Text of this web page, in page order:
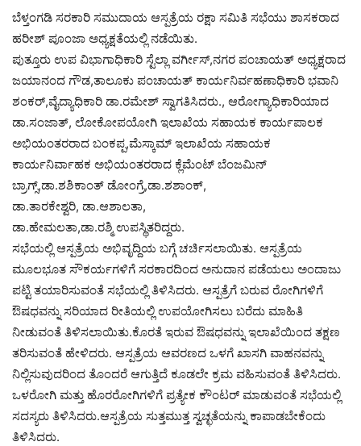
ಬೆಳ್ತಂಗಡಿ ಸರಕಾರಿ ಸಮುದಾಯ ಆಸ್ಪತ್ರೆಯ ರಕ್ಷಾ ಸಮಿತಿ ಸಭೆಯು ಶಾಸಕರಾದ
ಹರೀಶ್ ಪೂಂಜಾ ಅಧ್ಯಕ್ಷತೆಯಲ್ಲಿ ನಡೆಯಿತು.
ಪುತ್ತೂರು ಉಪ ವಿಭಾಗಾಧಿಕಾರಿ ಸ್ಟೆಲ್ಲಾ ವರ್ಗೀಸ್,ನಗರ ಪಂಚಾಯತ್ ಅಧ್ಯಕ್ಷರಾದ
ಜಯಾನಂದ ಗೌಡ,ತಾಲೂಕು ಪಂಚಾಯತ್ ಕಾರ್ಯನಿರ್ವಹಣಾಧಿಕಾರಿ ಭವಾನಿ
ಶಂಕರ್,ವೈದ್ಯಾಧಿಕಾರಿ ಡಾ.ರಮೇಶ್ ಸ್ವಾಗತಿಸಿದರು., ಆರೋಗ್ಯಾಧಿಕಾರಿಯಾದ
ಡಾ.ಸಂಜಾತ್, ಲೋಕೋಪಯೋಗಿ ಇಲಾಖೆಯ ಸಹಾಯಕ ಕಾರ್ಯಪಾಲಕ
ಅಭಿಯಂತರರಾದ ಬಂಕಪ್ಪ,ಮೆಸ್ಕಾಮ್ ಇಲಾಖೆಯ ಸಹಾಯಕ
ಕಾರ್ಯನಿರ್ವಾಹಕ ಅಭಿಯಂತರರಾದ ಕ್ಲೆಮೆಂಟ್ ಬೆಂಜಮಿನ್
ಬ್ರಾಗ್ಸ್,ಡಾ.ಶಶಿಕಾಂತ್ ಡೋಂಗ್ರೆ,ಡಾ.ಶಶಾಂಕ್,
ಡಾ.ತಾರಕೇಶ್ವರಿ, ಡಾ.ಆಶಾಲತಾ,
ಡಾ.ಹೇಮಲತಾ,ಡಾ.ರಶ್ಮಿ ಉಪಸ್ಥಿತರಿದ್ದರು.
ಸಭೆಯಲ್ಲಿ ಆಸ್ಪತ್ರೆಯ ಅಭಿವೃದ್ದಿಯ ಬಗ್ಗೆ ಚರ್ಚಿಸಲಾಯಿತು. ಆಸ್ಪತ್ರೆಯ
ಮೂಲಭೂತ ಸೌಕರ್ಯಗಳಿಗೆ ಸರಕಾರದಿಂದ ಅನುದಾನ ಪಡೆಯಲು ಅಂದಾಜು
ಪಟ್ಟಿ ತಯಾರಿಸುವಂತೆ ಸಭೆಯಲ್ಲಿ ತಿಳಿಸಿದರು. ಆಸ್ಪತ್ರೆಗೆ ಬರುವ ರೋಗಿಗಳಿಗೆ
ಔಷಧವನ್ನು ಸರಿಯಾದ ರೀತಿಯಲ್ಲಿ ಉಪಯೋಗಿಸಲು ಬರೆದು ಮಾಹಿತಿ
ನೀಡುವಂತೆ ತಿಳಿಸಲಾಯಿತು.ಕೊರತೆ ಇರುವ ಔಷಧವನ್ನು ಇಲಾಖೆಯಿಂದ ತಕ್ಷಣ
ತರಿಸುವಂತೆ ಹೇಳಿದರು. ಆಸ್ಪತ್ರೆಯ ಆವರಣದ ಒಳಗೆ ಖಾಸಗಿ ವಾಹನವನ್ನು
ನಿಲ್ಲಿಸುವುದರಿಂದ ತೊಂದರೆ ಆಗುತ್ತಿದೆ ಕೂಡಲೇ ಕ್ರಮ ವಹಿಸುವಂತೆ ತಿಳಿಸಿದರು.
ಒಳರೋಗಿ ಮತ್ತು ಹೊರರೋಗಿಗಳಿಗೆ ಪ್ರತ್ಯೇಕ ಕೌಂಟರ್ ಮಾಡುವಂತೆ ಸಭೆಯಲ್ಲಿ
ಸದಸ್ಯರು ತಿಳಿಸಿದರು.ಆಸ್ಪತ್ರೆಯ ಸುತ್ತಮುತ್ತ ಸ್ವಚ್ಛತೆಯನ್ನು ಕಾಪಾಡಬೇಕೆಂದು
ತಿಳಿಸಿದರು.